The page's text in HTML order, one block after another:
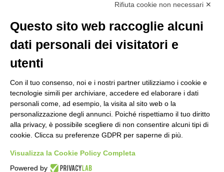
La segreteria è aperta dal lunedì al venerdì dalle ore 9:00 alle ore 14:00
Rifiuta cookie non necessari ✕
Questo sito web raccoglie alcuni
dati personali dei visitatori e
utenti
Con il tuo consenso, noi e i nostri partner utilizziamo i cookie e
tecnologie simili per archiviare, accedere ed elaborare i dati
personali come, ad esempio, la visita al sito web o la
personalizzazione degli annunci. Poiché rispettiamo il tuo diritto
alla privacy, è possibile scegliere di non consentire alcuni tipi di
cookie. Clicca su preferenze GDPR per saperne di più.
Visualizza la Cookie Policy Completa
Powered by